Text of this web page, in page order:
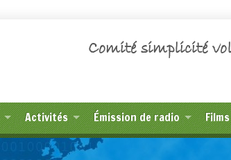
Comité simplicité
Activités Émission de radio